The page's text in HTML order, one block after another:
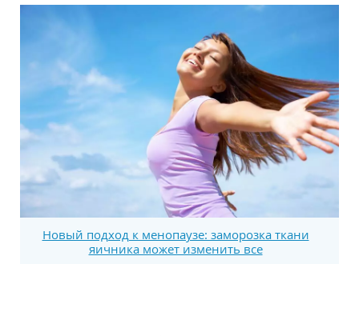
Новый подход к менопаузе: заморозка ткани
яичника может изменить все